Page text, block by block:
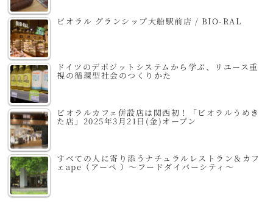
ビオラル グランシップ大船駅前店 / BIO-RAL
ドイツのデポジットシステムから学ぶ、リユース重
視の循環型社会のつくりかた
ビオラルカフェ併設店は関西初！「ビオラルうめき
た店」2025年3月21日(金)オープン
すべての人に寄り添うナチュラルレストラン＆カフ
ェape（アーペ ）～フードダイバーシティ～